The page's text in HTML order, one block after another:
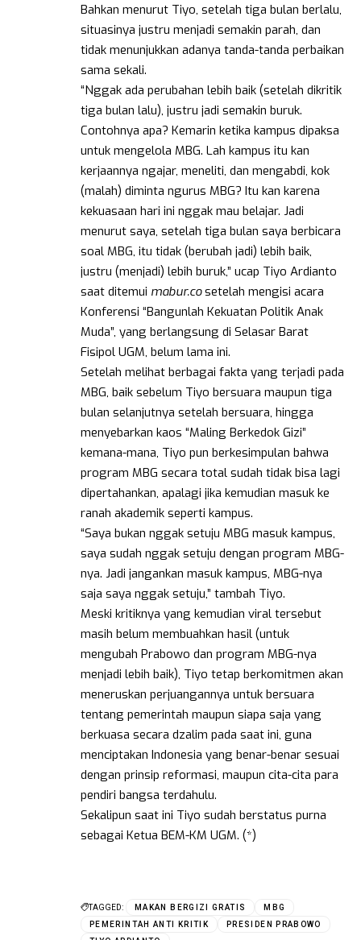
Bahkan menurut Tiyo, setelah tiga bulan berlalu,
situasinya justru menjadi semakin parah, dan
tidak menunjukkan adanya tanda-tanda perbaikan
sama sekali.
“Nggak ada perubahan lebih baik (setelah dikritik
tiga bulan lalu), justru jadi semakin buruk.
Contohnya apa? Kemarin ketika kampus dipaksa
untuk mengelola MBG. Lah kampus itu kan
kerjaannya ngajar, meneliti, dan mengabdi, kok
(malah) diminta ngurus MBG? Itu kan karena
kekuasaan hari ini nggak mau belajar. Jadi
menurut saya, setelah tiga bulan saya berbicara
soal MBG, itu tidak (berubah jadi) lebih baik,
justru (menjadi) lebih buruk,” ucap Tiyo Ardianto
saat ditemui mabur.cosetelah mengisi acara
Konferensi “Bangunlah Kekuatan Politik Anak
Muda”, yang berlangsung di Selasar Barat
Fisipol UGM, belum lama ini.
Setelah melihat berbagai fakta yang terjadi pada
MBG, baik sebelum Tiyo bersuara maupun tiga
bulan selanjutnya setelah bersuara, hingga
menyebarkan kaos “Maling Berkedok Gizi”
kemana-mana, Tiyo pun berkesimpulan bahwa
program MBG secara total sudah tidak bisa lagi
dipertahankan, apalagi jika kemudian masuk ke
ranah akademik seperti kampus.
“Saya bukan nggak setuju MBG masuk kampus,
saya sudah nggak setuju dengan program MBG-
nya. Jadi jangankan masuk kampus, MBG-nya
saja saya nggak setuju,” tambah Tiyo.
Meski kritiknya yang kemudian viral tersebut
masih belum membuahkan hasil (untuk
mengubah Prabowo dan program MBG-nya
menjadi lebih baik), Tiyo tetap berkomitmen akan
meneruskan perjuangannya untuk bersuara
tentang pemerintah maupun siapa saja yang
berkuasa secara dzalim pada saat ini, guna
menciptakan Indonesia yang benar-benar sesuai
dengan prinsip reformasi, maupun cita-cita para
pendiri bangsa terdahulu.
Sekalipun saat ini Tiyo sudah berstatus purna
sebagai Ketua BEM-KM UGM. (*)
TAGGED: MAKAN BERGIZI GRATIS
MBG
PEMERINTAH ANTI KRITIK
PRESIDEN PRABOWO